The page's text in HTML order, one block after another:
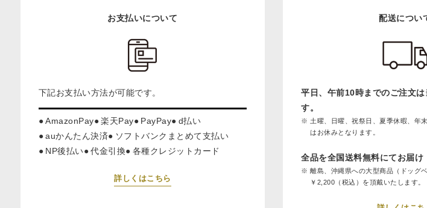
お支払いについて
下記お支払い方法が可能です。
AmazonPay 楽天Pay PayPay
d払い
auかんたん決済
ソフトバンクまとめて支払い
NP後払い
代金引換 各種クレジットカード
詳しくはこちら
配送につい
平日、午前10時までのご注文は
す。
土曜、日曜、祝祭日、夏季休暇、年
はお休みとなります。
全品を全国送料無料にてお届け
離島、沖縄県への大型商品（ドッグ
￥2,200（税込）を頂戴いたします。